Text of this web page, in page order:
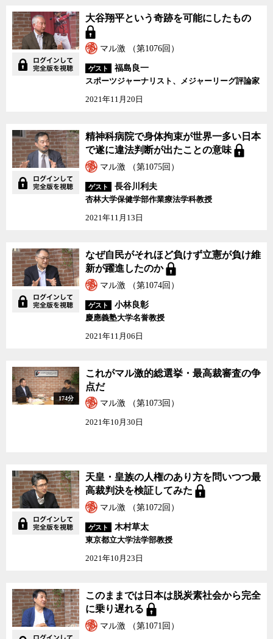
大谷翔平という奇跡を可能にしたもの
マル激 （第1076回）
ゲスト
福島良一
スポーツジャーナリスト、メジャーリーグ評論家
2021年11月20日
精神科病院で身体拘束が世界一多い日本
で遂に違法判断が出たことの意味
マル激 （第1075回）
ゲスト
長谷川利夫
杏林大学保健学部作業療法学科教授
2021年11月13日
なぜ自民がそれほど負けず立憲が負け維
新が躍進したのか
マル激 （第1074回）
ゲスト
小林良彰
慶應義塾大学名誉教授
2021年11月06日
174分
これがマル激的総選挙・最高裁審査の争
点だ
マル激 （第1073回）
2021年10月30日
天皇・皇族の人権のあり方を問いつつ最
高裁判決を検証してみた
マル激 （第1072回）
ゲスト
木村草太
東京都立大学法学部教授
2021年10月23日
このままでは日本は脱炭素社会から完全
に乗り遅れる
マル激 （第1071回）